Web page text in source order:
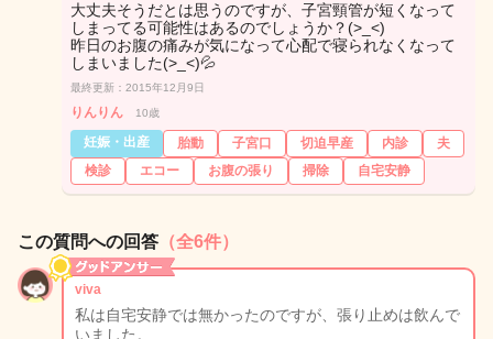
大丈夫そうだとは思うのですが、子宮頸管が短くなって
しまってる可能性はあるのでしょうか？(>_<)
昨日のお腹の痛みが気になって心配で寝られなくなって
しまいました(>_<)💦
最終更新：2015年12月9日
りんりん 10歳
妊娠・出産 胎動 子宮口 切迫早産 内診
夫
検診
エコー お腹の張り 掃除 自宅安静
この質問への回答 （全6件）
viva
私は自宅安静では無かったのですが、張り止めは飲んで
いました。